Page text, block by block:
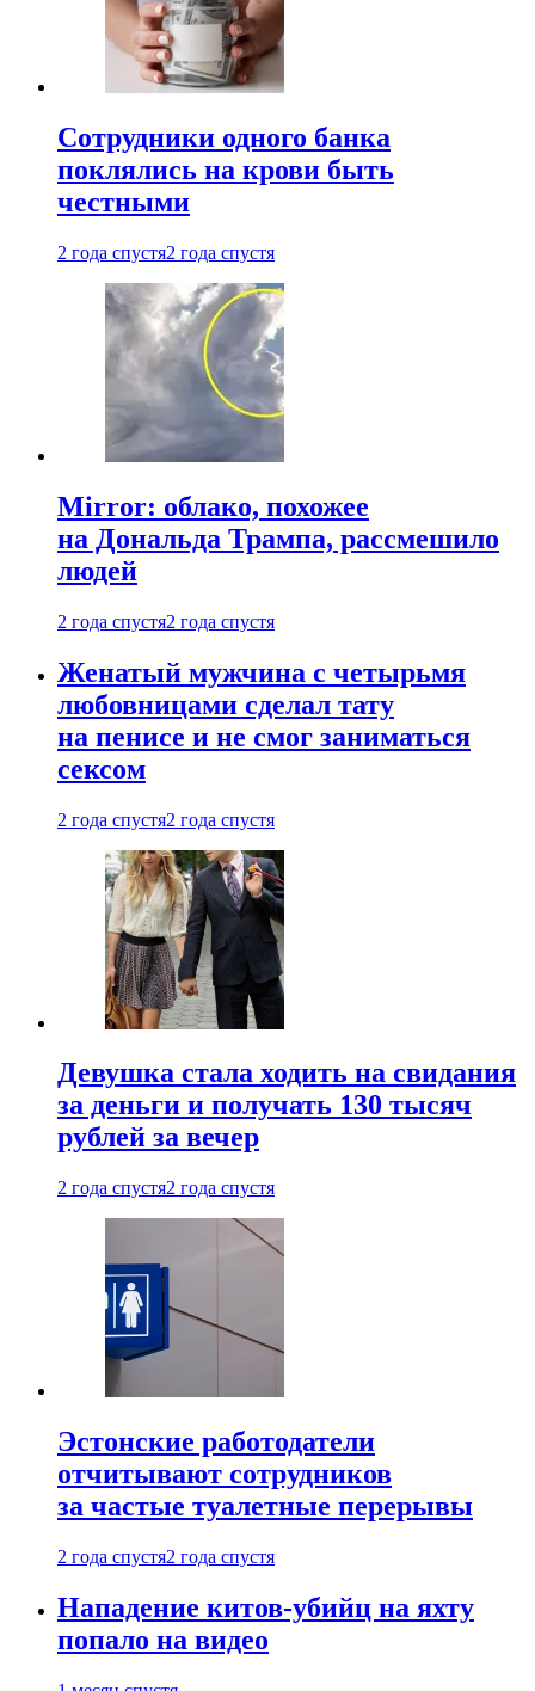
Сотрудники одного банка
поклялись на крови быть
честными
2 года спустя2 года спустя
Mirror: облако, похожее
на Дональда Трампа, рассмешило
людей
2 года спустя2 года спустя
Женатый мужчина с четырьмя
любовницами сделал тату
на пенисе и не смог заниматься
сексом
2 года спустя2 года спустя
Девушка стала ходить на свидания
за деньги и получать 130 тысяч
рублей за вечер
2 года спустя2 года спустя
Эстонские работодатели
отчитывают сотрудников
за частые туалетные перерывы
2 года спустя2 года спустя
Нападение китов-убийц на яхту
попало на видео